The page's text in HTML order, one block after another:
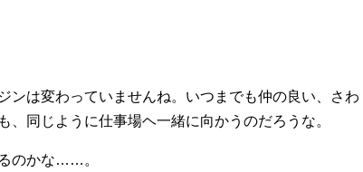
ンは変わっていませんね。いつまでも仲の良い、さわ
、同じように仕事場ヘ一緒に向かうのだろうな。
のかな……。